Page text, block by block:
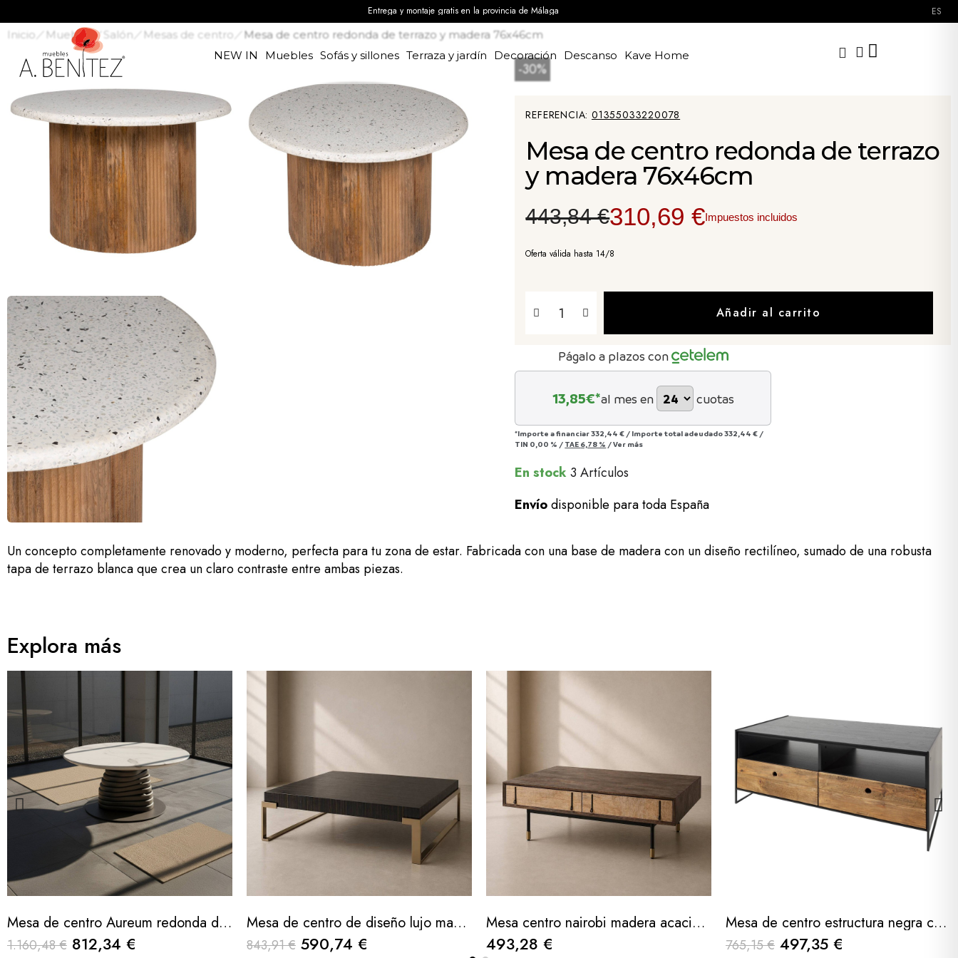
Entrega y montaje gratis en la provincia de Málaga ES
NEW IN Muebles Sofás y sillones Terraza y jardín Decoración Descanso Kave Home
Inicio Muebles Salón Mesas de centro Mesa de centro redonda de terrazo y madera 76x46cm
-30%
REFERENCIA 01355033220078
Mesa de centro redonda de terrazo
y madera 76x46cm
443,84 €310,69 €Impuestos incluidos
Oferta válida hasta 14/8
Añadir al carrito
Págalo a plazos con
13,85€*al mes en cuotas
*Importe a financiar332,44 € / Importe total adeudado332,44 € /
TIN 0,00 % / TAE 6,78 % /Ver más
En stock 3 Artículos
Envío disponible para toda España
Un concepto completamente renovado y moderno, perfecta para tu zona de estar. Fabricada con una base de madera con un diseño rectilíneo, sumado de una robusta
tapa de terrazo blanca que crea un claro contraste entre ambas piezas.
Explora más
Mesa de centro Aureum redonda de mármol blanco y base ondulada
1.160,48 € 812,34 €
Mesa de centro de diseño lujo madera ébano - patas metálicas oro rosa 120x120x35cm
843,91 € 590,74 €
Mesa centro nairobi madera acacia y mango con dos cajones 110x60x36cm
493,28 €
Mesa de centro estructura negra cajones madera de pino reciclado 120x60x49cm
765,15 € 497,35 €